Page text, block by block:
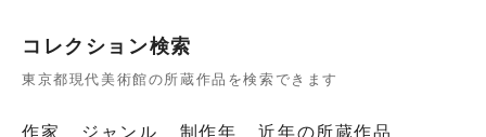
コレクション検索
東京都現代美術館の所蔵作品を検索できます
作家 ジャンル 制作年 近年の所蔵作品